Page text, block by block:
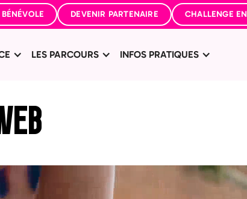
DEVENIR PARTENAIRE CHALLENGE
LES PARCOURS INFOS PRATIQUES